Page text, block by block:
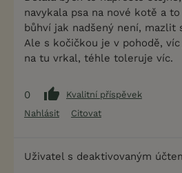
navykala psa na nové kotě a
bůhví jak nadšený není, mazlit
Ale s kočičkou je v pohodě,
na tu vrkal, téhle toleruje víc.
0
Kvalitní příspěvek
Nahlásit
Citovat
Uživatel s deaktivovaným